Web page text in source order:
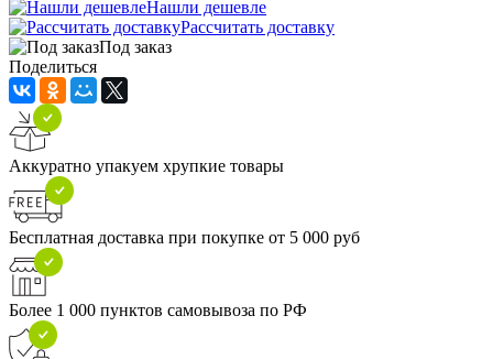
Нашли дешевле
Рассчитать доставку
Под заказ
Поделиться
Аккуратно упакуем хрупкие товары
Бесплатная доставка при покупке от 5 000 руб
Более 1 000 пунктов самовывоза по РФ